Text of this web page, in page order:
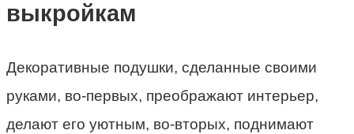
выкройкам
Декоративные подушки, сделанные своими
руками, во-первых, преображают интерьер,
делают его уютным, во-вторых, поднимают